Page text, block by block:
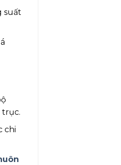
suất
trục.
chi